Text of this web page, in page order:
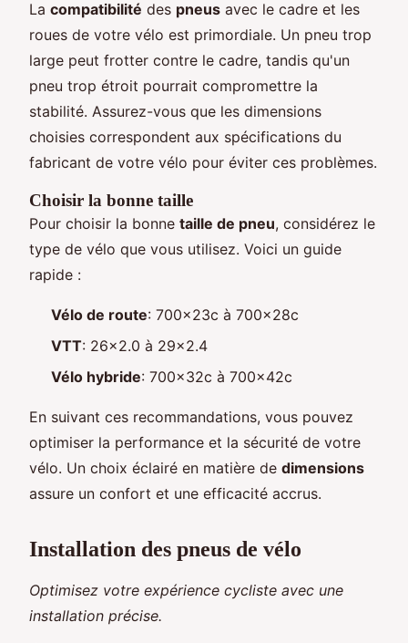
La compatibilité des pneus avec le cadre et les
roues de votre vélo est primordiale. Un pneu trop
large peut frotter contre le cadre, tandis qu'un
pneu trop étroit pourrait compromettre la
stabilité. Assurez-vous que les dimensions
choisies correspondent aux spécifications du
fabricant de votre vélo pour éviter ces problèmes.
Choisir la bonne taille
Pour choisir la bonne taille de pneu, considérez le
type de vélo que vous utilisez. Voici un guide
rapide :
Vélo de route: 700x23c à 700x28c
VTT: 26×2.0 à 29×2.4
Vélo hybride: 700x32c à 700x42c
En suivant ces recommandations, vous pouvez
optimiser la performance et la sécurité de votre
vélo. Un choix éclairé en matière de dimensions
assure un confort et une efficacité accrus.
Installation des pneus de vélo
Optimisez votre expérience cycliste avec une
installation précise.